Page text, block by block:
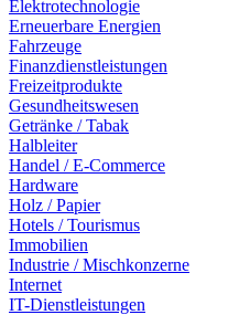
Elektrotechnologie
Erneuerbare Energien
Fahrzeuge
Finanzdienstleistungen
Freizeitprodukte
Gesundheitswesen
Getränke / Tabak
Halbleiter
Handel / E-Commerce
Hardware
Holz / Papier
Hotels / Tourismus
Immobilien
Industrie / Mischkonzerne
Internet
IT-Dienstleistungen